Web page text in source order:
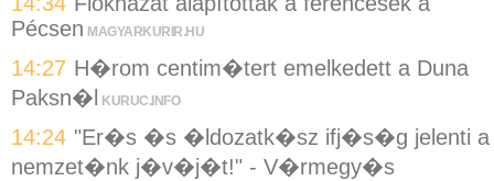
Pécsen MAGYARKURIR.HU
14:27 H�rom centim�tert emelkedett a Duna
Paksn�l KURUC.INFO
14:24 "Er�s �s �ldozatk�sz ifj�s�g jelenti a
nemzet�nk j�v�j�t!" - V�rmegy�s